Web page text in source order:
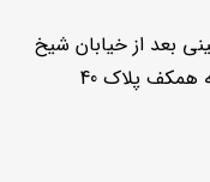
بعد از خیابان شیخ
همکف پلاک 40